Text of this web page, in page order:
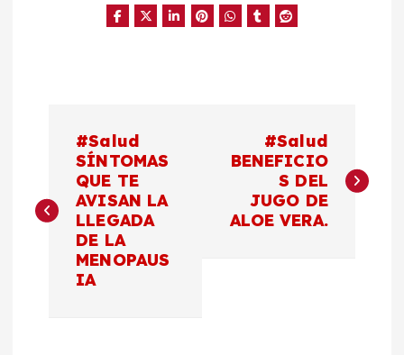
v
#Salud
SÍNTOMAS
QUE TE
AVISAN LA
LLEGADA
DE LA
MENOPAUS
IA
#Salud
BENEFICIO
S DEL
JUGO DE
ALOE VERA.